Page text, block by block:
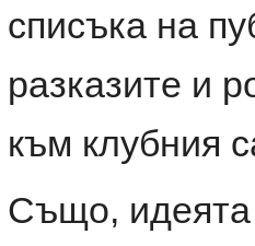
списъка на
разказите и
към клубния
Също, идеята